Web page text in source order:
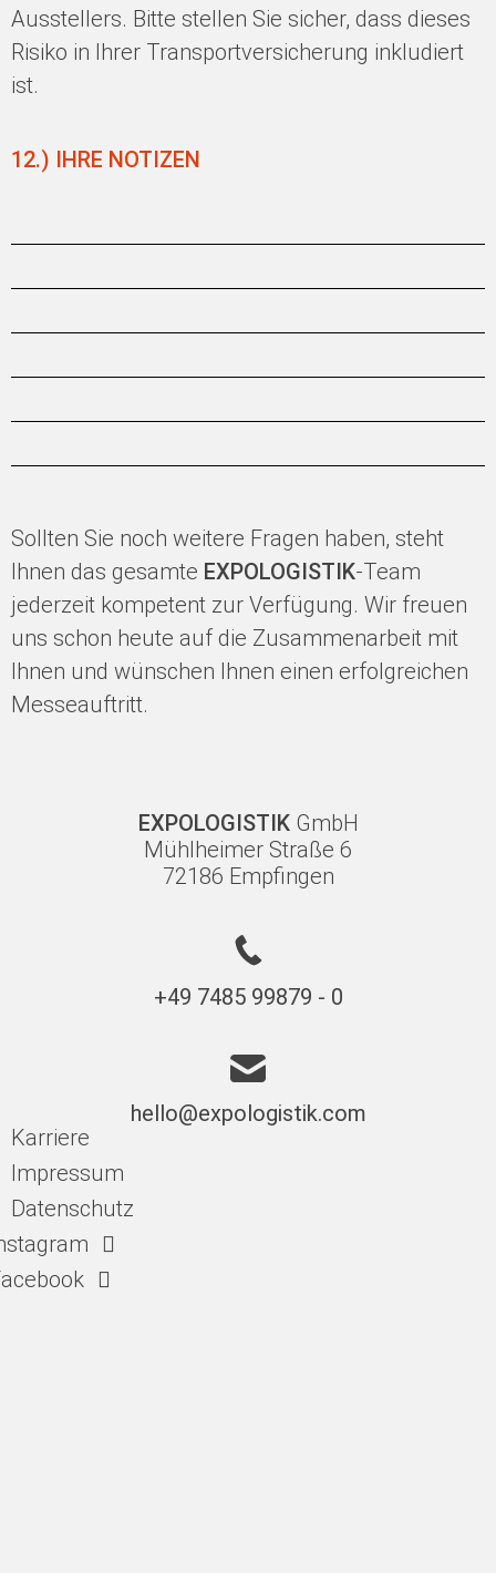
Ausstellers. Bitte stellen Sie sicher, dass dieses
Risiko in Ihrer Transportversicherung inkludiert
ist.
12.) IHRE NOTIZEN
Sollten Sie noch weitere Fragen haben, steht
Ihnen das gesamte EXPOLOGISTIK-Team
jederzeit kompetent zur Verfügung. Wir freuen
uns schon heute auf die Zusammenarbeit mit
Ihnen und wünschen Ihnen einen erfolgreichen
Messeauftritt.
EXPOLOGISTIKGmbH
Mühlheimer Straße 6
72186 Empfingen
+49 7485 99879 - 0
hello@expologistik.com
Karriere
Impressum
Datenschutz